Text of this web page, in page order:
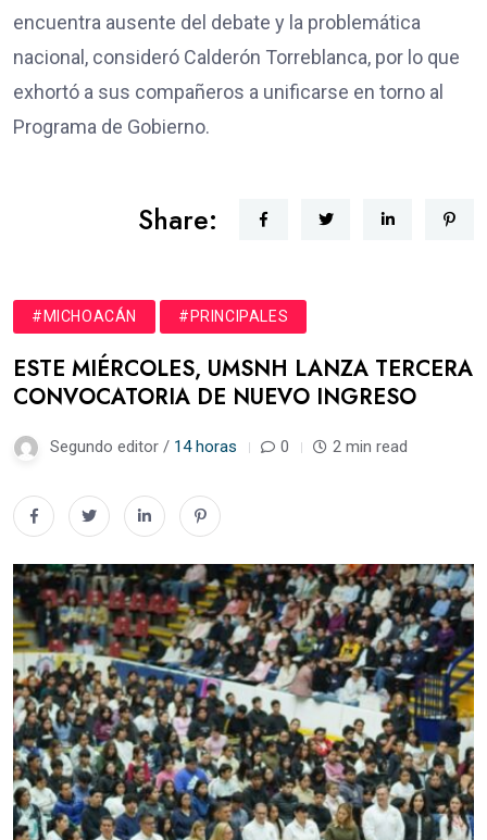
encuentra ausente del debate y la problemática
nacional, consideró Calderón Torreblanca, por lo que
exhortó a sus compañeros a unificarse en torno al
Programa de Gobierno.
Share:
#MICHOACÁN #PRINCIPALES
ESTE MIÉRCOLES, UMSNH LANZA TERCERA
CONVOCATORIA DE NUEVO INGRESO
Segundo editor / 14 horas 0 2 min read